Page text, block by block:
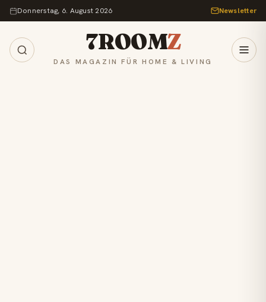
Zum Inhalt springen
Donnerstag, 6. August 2026 Newsletter
7ROOMZ
DAS MAGAZIN FÜR HOME & LIVING